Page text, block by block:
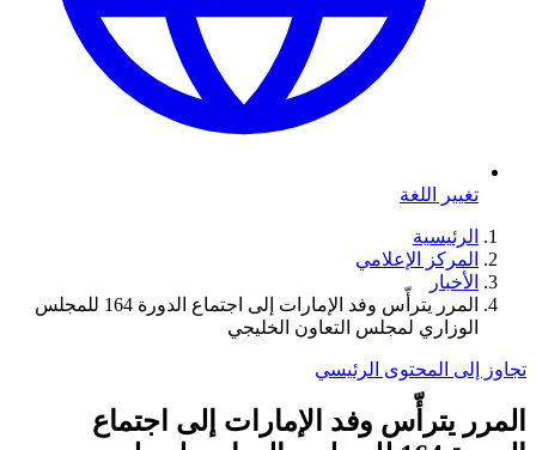
تغيير اللغة
الرئيسية
المركز الإعلامي
الأخبار
المرر يترأّس وفد الإمارات إلى اجتماع الدورة 164 للمجلس
الوزاري لمجلس التعاون الخليجي
تجاوز إلى المحتوى الرئيسي
المرر يترأّس وفد الإمارات إلى اجتماع